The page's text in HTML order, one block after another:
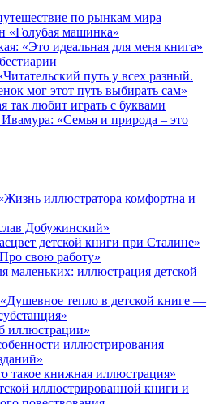
по рынкам мира
«Голубая машинка»
«Это идеальная для меня книга»
путь у всех разный.
мог этот путь выбирать сам»
так любит играть с буквами
«Семья и природа – это
иллюстратора комфортна и
Добужинский»
детской книги при Сталине»
свою работу»
маленьких: иллюстрация детской
тепло в детской книге —
иллюстрации»
иллюстрирования
такое книжная иллюстрация»
иллюстрированной книги и